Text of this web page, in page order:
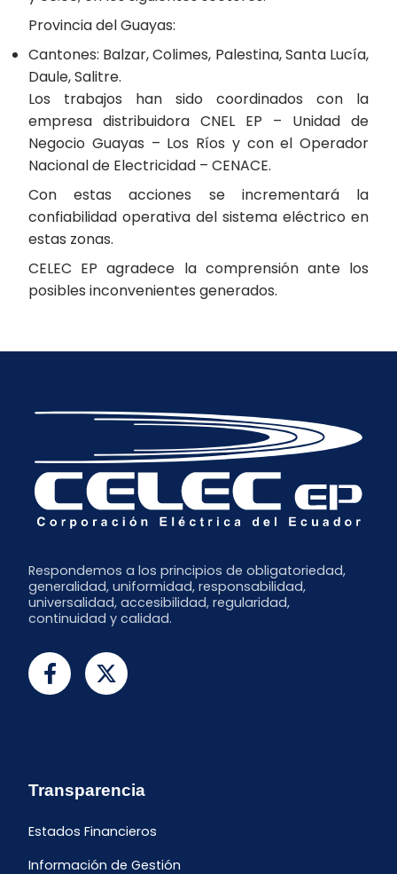
Provincia del Guayas:
Cantones: Balzar, Colimes, Palestina, Santa Lucía,
Daule, Salitre.
Los trabajos han sido coordinados con la
empresa distribuidora CNEL EP – Unidad de
Negocio Guayas – Los Ríos y con el Operador
Nacional de Electricidad – CENACE.
Con estas acciones se incrementará la
confiabilidad operativa del sistema eléctrico en
estas zonas.
CELEC EP agradece la comprensión ante los
posibles inconvenientes generados.
Respondemos a los principios de obligatoriedad,
generalidad, uniformidad, responsabilidad,
universalidad, accesibilidad, regularidad,
continuidad y calidad.
Transparencia
Estados Financieros
Información de Gestión